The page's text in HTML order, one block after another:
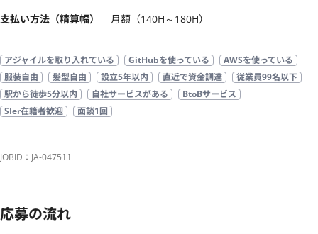
支払い方法（精算幅）
月額（140H～180H）
アジャイルを取り入れている GitHubを使っている
AWSを使っている
服装自由
髪型自由 設立5年以内 直近で資金調達
従業員99名以下
駅から徒歩5分以内
自社サービスがある
BtoBサービス
SIer在籍者歓迎
面談1回
JOBID：JA-047511
応募の流れ